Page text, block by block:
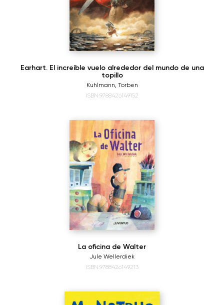
Earhart. El increíble vuelo alrededor del mundo de una
topillo
Kuhlmann, Torben
ISBN:9788426149152
La oficina de Walter
Jule Wellerdiek
ISBN:9788426149213